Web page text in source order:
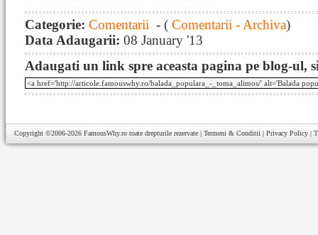
Categorie: Comentarii - ( Comentarii - Archiva)
Data Adaugarii: 08 January '13
Adaugati un link spre aceasta pagina pe blog-ul,
Copyright ©2006-2026 FamousWhy.ro toate drepturile rezervate | Termeni & Conditii | Privacy Policy |